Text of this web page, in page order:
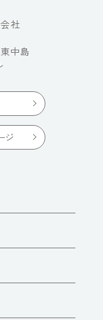
社
中島
ジ